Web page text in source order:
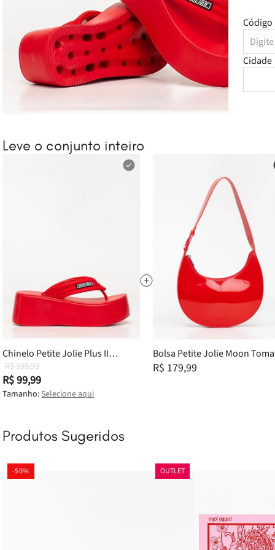
Cidade
Leve o conjunto inteiro
Chinelo Petite Jolie Plus II
Tomate PJ7522II 36
R$ 199,99
R$ 99,99
Tamanho: Selecione aqui
Bolsa Petite Jolie Moon
PJ11368
R$ 179,99
Produtos Sugeridos
OUTLET
-50%